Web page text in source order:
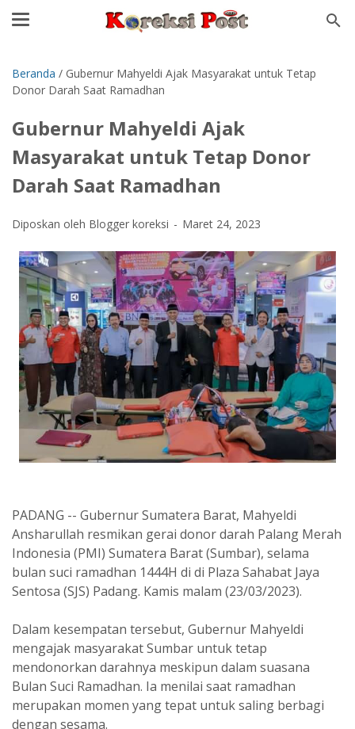
Beranda / Gubernur Mahyeldi Ajak Masyarakat untuk Tetap
Donor Darah Saat Ramadhan
Gubernur Mahyeldi Ajak
Masyarakat untuk Tetap Donor
Darah Saat Ramadhan
Diposkan oleh Blogger koreksi Maret 24, 2023
PADANG -- Gubernur Sumatera Barat, Mahyeldi
Ansharullah resmikan gerai donor darah Palang Merah
Indonesia (PMI) Sumatera Barat (Sumbar), selama
bulan suci ramadhan 1444H di di Plaza Sahabat Jaya
Sentosa (SJS) Padang. Kamis malam (23/03/2023).
Dalam kesempatan tersebut, Gubernur Mahyeldi
mengajak masyarakat Sumbar untuk tetap
mendonorkan darahnya meskipun dalam suasana
Bulan Suci Ramadhan. Ia menilai saat ramadhan
merupakan momen yang tepat untuk saling berbagi
dengan sesama.